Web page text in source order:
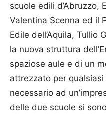
scuole edili d’Abruzzo,
Valentina Scenna ed il
Edile dell’Aquila, Tullio
la nuova struttura
spaziose aule e di un
attrezzato per qualsiasi
necessario ad
delle due scuole si